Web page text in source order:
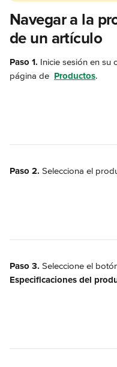
Navegar a la
de un artículo
Paso 1. Inicie sesión en su
página de Productos.
Paso 2. Selecciona el
Paso 3. Seleccione el
Especificaciones del